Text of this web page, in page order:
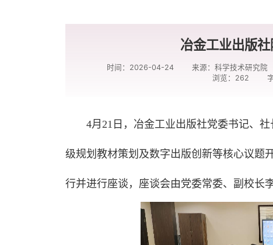
冶金工业出版
时间：2026-04-24 来源：科学技术研究院
浏览： 262
4月21日，冶金工业出版社党委书记、
级规划教材策划及数字出版创新等核心议题
行并进行座谈，座谈会由党委常委、副校长